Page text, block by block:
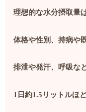
理想的な水分摂取量
体格や性別、持病や
排泄や発汗、呼吸な
1 日約1.5 リットルほ